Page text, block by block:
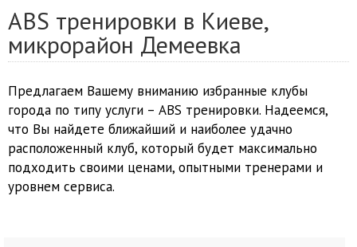
ABS тренировки в Киеве,
микрорайон Демеевка
Предлагаем Вашему вниманию избранные клубы
города по типу услуги – ABS тренировки. Надеемся,
что Вы найдете ближайший и наиболее удачно
расположенный клуб, который будет максимально
подходить своими ценами, опытными тренерами и
уровнем сервиса.